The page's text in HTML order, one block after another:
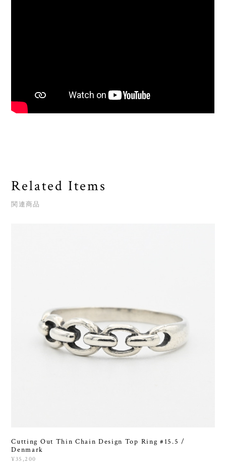
Related Items
関連商品
Cutting Out Thin Chain Design Top Ring #15.5 /
Denmark
¥35,200